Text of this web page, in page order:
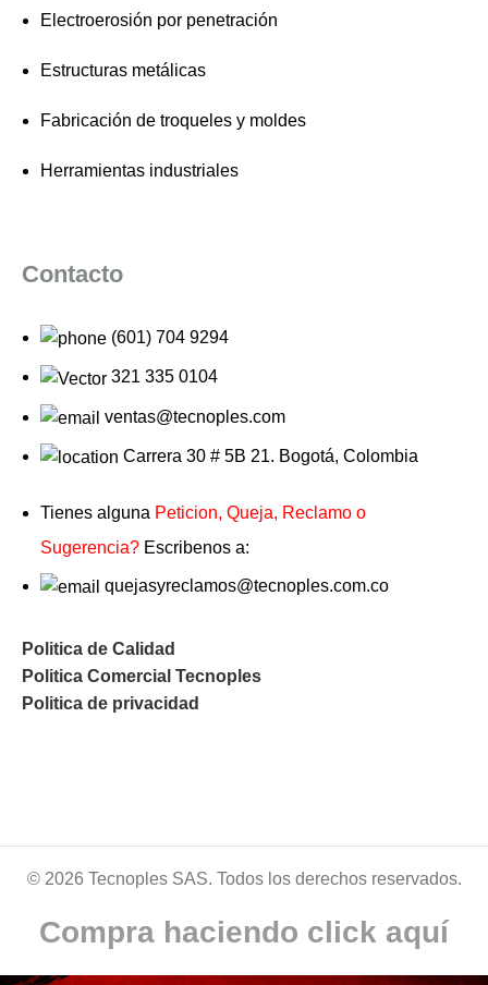
Electroerosión por penetración
Estructuras metálicas
Fabricación de troqueles y moldes
Herramientas industriales
Contacto
(601) 704 9294
321 335 0104
ventas@tecnoples.com
Carrera 30 # 5B 21. Bogotá, Colombia
Tienes alguna Peticion, Queja, Reclamo o
Sugerencia? Escribenos a:
quejasyreclamos@tecnoples.com.co
Politica de Calidad
Politica Comercial Tecnoples
Politica de privacidad
© 2026 Tecnoples SAS. Todos los derechos reservados.
Compra haciendo click aquí